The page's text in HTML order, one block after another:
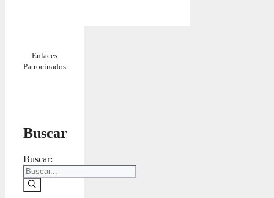
Enlaces
Patrocinados:
Buscar
Buscar: